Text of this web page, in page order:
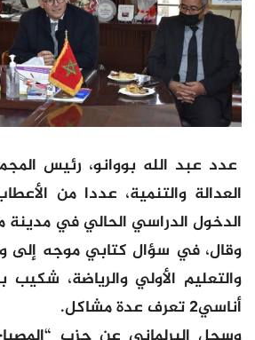
عدد عبد الله بووانو، رئيس
العدالة والتنمية، عددا من
الدخول الدراسي الحالي في
وقال، في سؤال كتابي موجه إلى
والتعليم الأولي والرياضة،
أناسي2 تعرف عدة مشاكل.